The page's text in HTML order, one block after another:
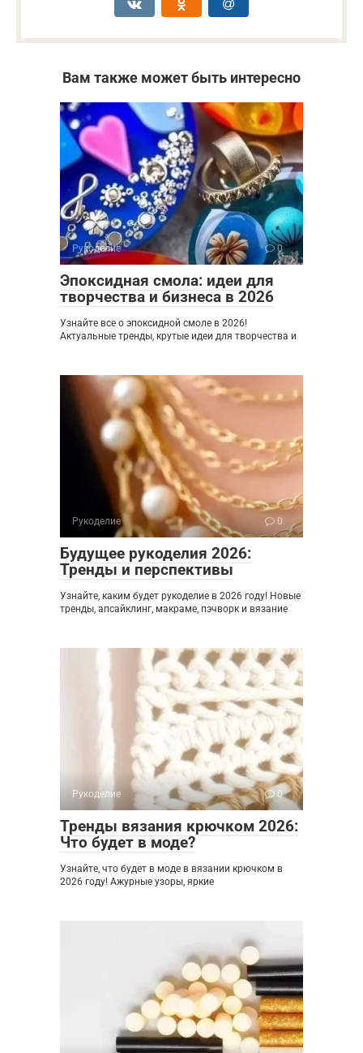
Вам также может быть интересно
Рукоделие 0
Эпоксидная смола: идеи для
творчества и бизнеса в 2026
Узнайте все о эпоксидной смоле в 2026!
Актуальные тренды, крутые идеи для творчества и
Рукоделие 0
Будущее рукоделия 2026:
Тренды и перспективы
Узнайте, каким будет рукоделие в 2026 году! Новые
тренды, апсайклинг, макраме, пэчворк и вязание
Рукоделие 0
Тренды вязания крючком 2026:
Что будет в моде?
Узнайте, что будет в моде в вязании крючком в
2026 году! Ажурные узоры, яркие